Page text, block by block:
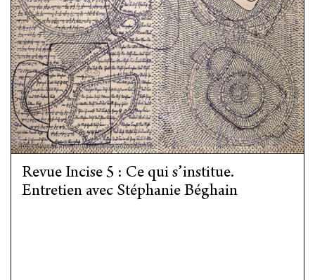
Revue Incise 5 : Ce qui s’institue.
Entretien avec Stéphanie Béghain